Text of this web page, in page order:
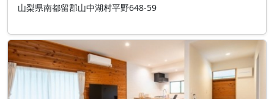
山梨県南都留郡山中湖村平野648-59